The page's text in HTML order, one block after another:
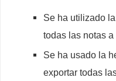
Se ha utilizado
todas las notas a
Se ha usado la
exportar todas